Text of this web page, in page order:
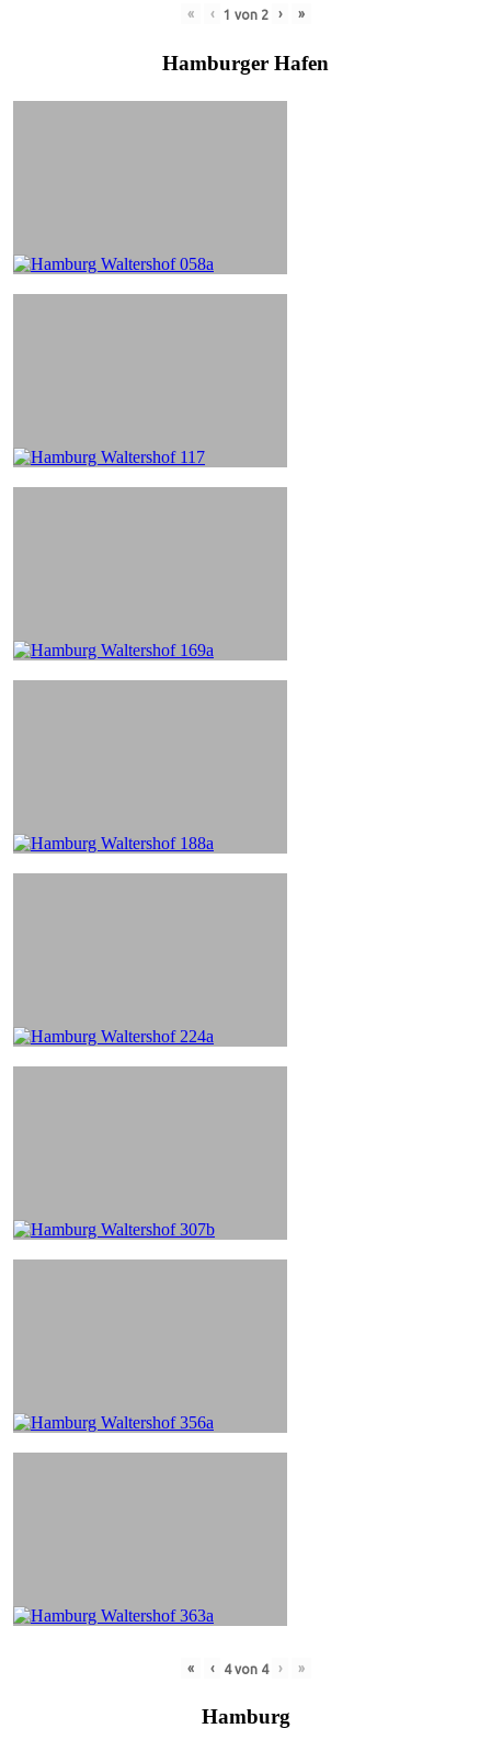
« ‹ 1 von 2 › »
Hamburger Hafen
« ‹ 4von 4 › »
Hamburg